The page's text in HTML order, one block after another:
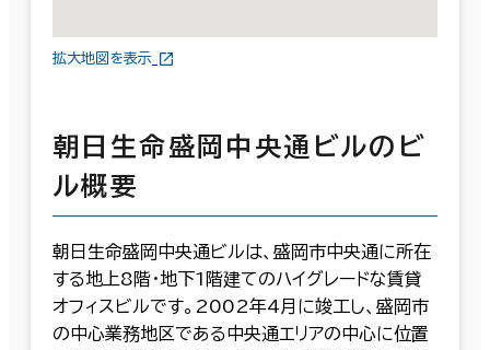
拡大地図を表示
朝日生命盛岡中央通ビルのビ
ル概要
朝日生命盛岡中央通ビルは、盛岡市中央通に所在
する地上8階・地下1階建てのハイグレードな賃貸
オフィスビルです。2002年4月に竣工し、盛岡市
の中心業務地区である中央通エリアの中心に位置